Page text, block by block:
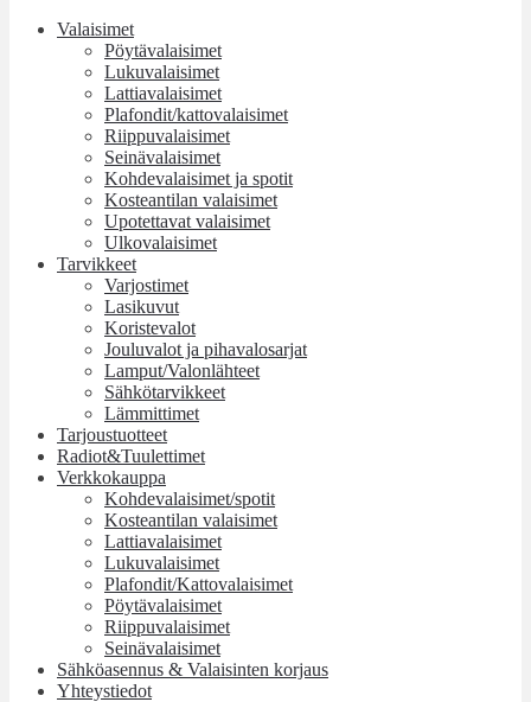
Valaisimet
Pöytävalaisimet
Lukuvalaisimet
Lattiavalaisimet
Plafondit/kattovalaisimet
Riippuvalaisimet
Seinävalaisimet
Kohdevalaisimet ja spotit
Kosteantilan valaisimet
Upotettavat valaisimet
Ulkovalaisimet
Tarvikkeet
Varjostimet
Lasikuvut
Koristevalot
Jouluvalot ja pihavalosarjat
Lamput/Valonlähteet
Sähkötarvikkeet
Lämmittimet
Tarjoustuotteet
Radiot&Tuulettimet
Verkkokauppa
Kohdevalaisimet/spotit
Kosteantilan valaisimet
Lattiavalaisimet
Lukuvalaisimet
Plafondit/Kattovalaisimet
Pöytävalaisimet
Riippuvalaisimet
Seinävalaisimet
Sähköasennus & Valaisinten korjaus
Yhteystiedot